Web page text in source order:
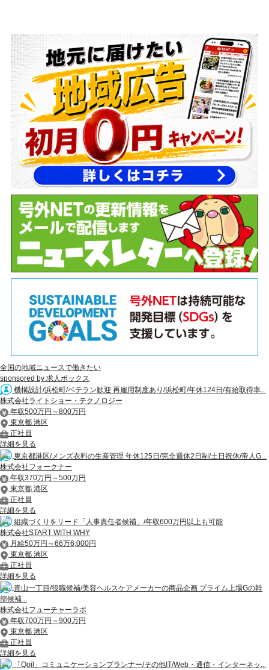
全国の地域ニュースで働きたい
sponsored by 求人ボックス
機構設計/浜松町/ベテラン歓迎 再雇用制度あり/浜松町/年休124日/有給取得率...
株式会社ライトショー・テクノロジー
年収500万円～800万円
東京都 港区
正社員
詳細を見る
東京都港区/メンズ衣料の生産管理 年休125日/完全週休2日制/土日祝休/帝人G...
株式会社フォークナー
年収370万円～500万円
東京都 港区
正社員
詳細を見る
組織づくりをリード「人事責任者候補」/年収600万円以上も可能
株式会社START WITH WHY
月給50万円～66万6,000円
東京都 港区
正社員
詳細を見る
青山一丁目/役職候補/美容ヘルスケアメーカーの商品企画 プライム上場Gの幹
部候補...
株式会社フューチャーラボ
年収700万円～900万円
東京都 港区
正社員
詳細を見る
「Qoil」コミュニケーションプランナー/その他IT/Web・通信・インターネッ...